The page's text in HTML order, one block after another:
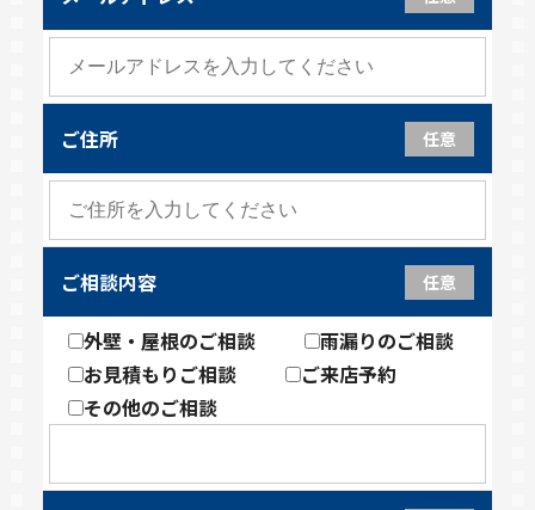
ご住所 任意
ご相談内容 任意
外壁・屋根のご相談
雨漏りのご相談
お見積もりご相談
ご来店予約
その他のご相談